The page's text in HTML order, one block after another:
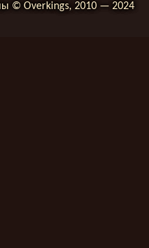
© Overkings, 2010 — 2024